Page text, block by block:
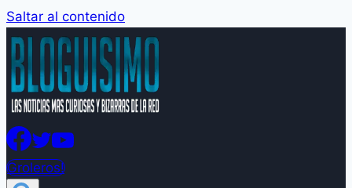
Saltar al contenido
Groleros!